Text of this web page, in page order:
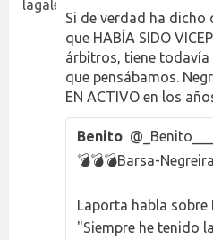
Si de verdad ha
que HABÍA SIDO
árbitros, tiene todavía
que pensábamos.
EN ACTIVO en los
Benito @_Benito___
💣💣💣Barsa-Negreira
Laporta habla sobre
"Siempre he tenido